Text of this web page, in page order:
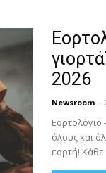
2026
Newsroom -
Εορτολόγιο
όλους και
εορτή! Κάθε